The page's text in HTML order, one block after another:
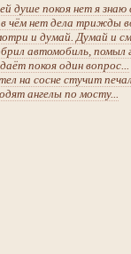
душе покоя нет я знаю
чём нет дела трижды
и думай. Думай и
автомобиль, помыл
покоя один вопрос...
на сосне стучит
ангелы по мосту...